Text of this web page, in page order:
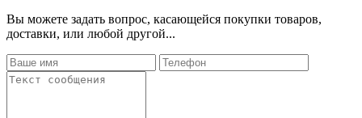
Вы можете задать вопрос, касающейся покупки товаров,
доставки, или любой другой...